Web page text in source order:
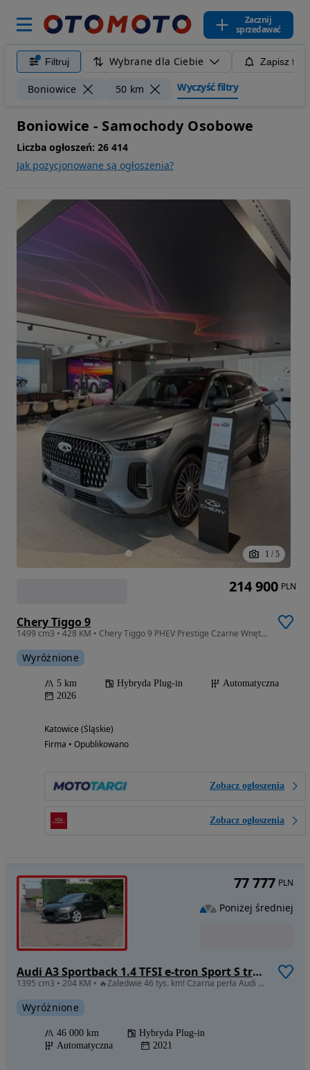
Zacznij
sprzedawać
Filtruj Wybrane dla Ciebie Zapisz
Boniowice 50 km Wyczyść filtry
Boniowice - Samochody Osobowe
Liczba ogłoszeń: 26 414
Jak pozycjonowane są ogłoszenia?
1 / 5
Chery Tiggo 9
1499 cm3 • 428 KM • Chery Tiggo 9 PHEV Prestige Czarne Wnętrze
Wyróżnione
5 km Hybryda Plug-in
Automatyczna
2026
Katowice (Śląskie)
Firma • Opublikowano
Zobacz ogłoszenia
Zobacz ogłoszenia
214 900 PLN
Audi A3 Sportback 1.4 TFSI e-tron Sport S tronic
1395 cm3 • 204 KM • 🔥Zaledwie 46 tys. km! Czarna perła Audi A3 S-line w stanie salonowym.
Wyróżnione
46 000 km
Hybryda Plug-in
Automatyczna
2021
77 777 PLN
Poniżej średniej